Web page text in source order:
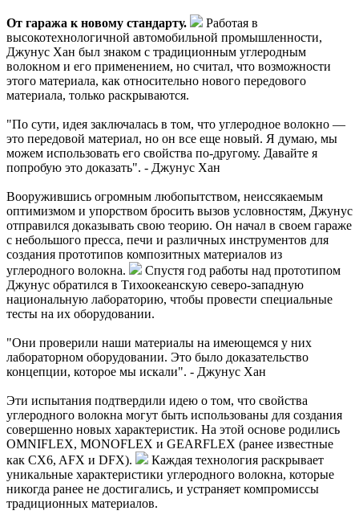
От гаража к новому стандарту.
Работая в
высокотехнологичной автомобильной промышленности,
Джунус Хан был знаком с традиционным углеродным
волокном и его применением, но считал, что возможности
этого материала, как относительно нового передового
материала, только раскрываются.
"По сути, идея заключалась в том, что углеродное волокно —
это передовой материал, но он все еще новый. Я думаю, мы
можем использовать его свойства по-другому. Давайте я
попробую это доказать". - Джунус Хан
Вооружившись огромным любопытством, неиссякаемым
оптимизмом и упорством бросить вызов условностям, Джунус
отправился доказывать свою теорию. Он начал в своем гараже
с небольшого пресса, печи и различных инструментов для
создания прототипов композитных материалов из
углеродного волокна.
Спустя год работы над прототипом
Джунус обратился в Тихоокеанскую северо-западную
национальную лабораторию, чтобы провести специальные
тесты на их оборудовании.
"Они проверили наши материалы на имеющемся у них
лабораторном оборудовании. Это было доказательство
концепции, которое мы искали". - Джунус Хан
Эти испытания подтвердили идею о том, что свойства
углеродного волокна могут быть использованы для создания
совершенно новых характеристик. На этой основе родились
OMNIFLEX, MONOFLEX и GEARFLEX (ранее известные
как CX6, AFX и DFX).
Каждая технология раскрывает
уникальные характеристики углеродного волокна, которые
никогда ранее не достигались, и устраняет компромиссы
традиционных материалов.